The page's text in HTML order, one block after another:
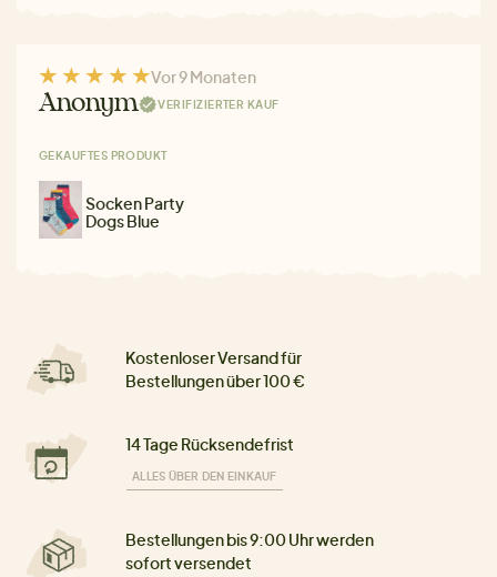
Vor 9 Monaten
Anonym VERIFIZIERTER KAUF
GEKAUFTES PRODUKT
Socken Party
Dogs Blue
Kostenloser Versand für
Bestellungen über 100 €
14 Tage Rücksendefrist
ALLES ÜBER DEN EINKAUF
Bestellungen bis 9:00 Uhr werden
sofort versendet